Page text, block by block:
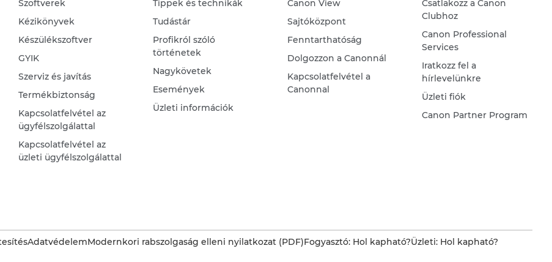
Szoftverek
Kézikönyvek
Készülékszoftver
GYIK
Szerviz és javítás
Termékbiztonság
Kapcsolatfelvétel az
ügyfélszolgálattal
Kapcsolatfelvétel az
üzleti ügyfélszolgálattal
Tippek és technikák
Tudástár
Profikról szóló
történetek
Nagykövetek
Események
Üzleti információk
Canon View
Sajtóközpont
Fenntarthatóság
Dolgozzon a Canonnál
Kapcsolatfelvétel a
Canonnal
Csatlakozz a Canon
Clubhoz
Canon Professional
Services
Iratkozz fel a
hírlevelünkre
Üzleti fiók
Canon Partner Program
AdatvédelemModernkori rabszolgaság elleni nyilatkozat (PDF)Fogyasztó: Hol kapható?Üzleti: Hol kapható?